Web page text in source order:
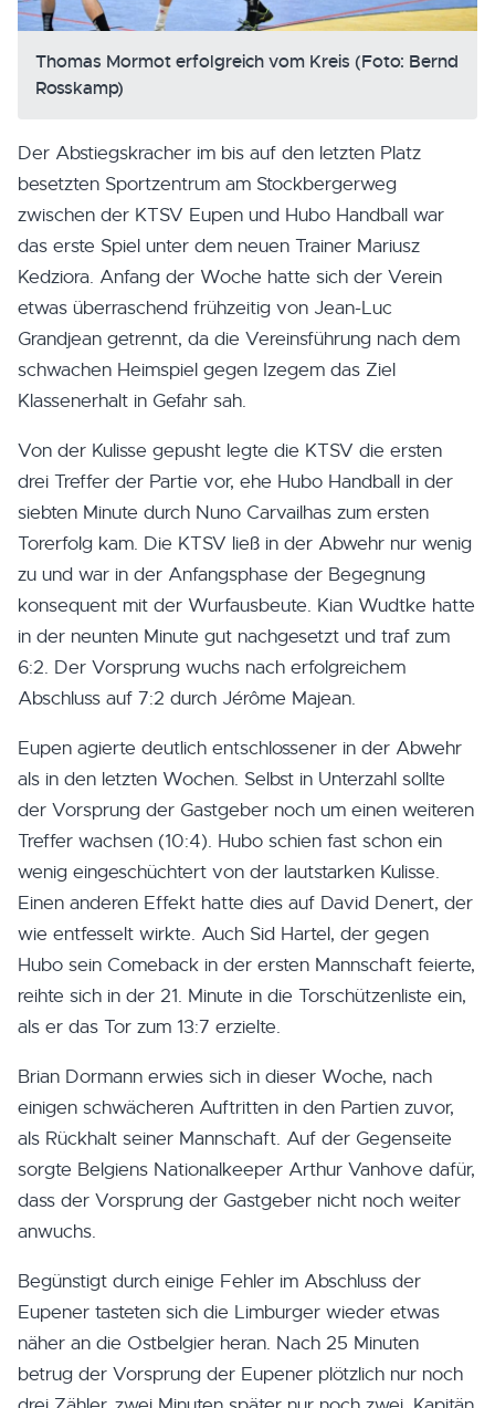
Thomas Mormot erfolgreich vom Kreis (Foto: Bernd
Rosskamp)
Der Abstiegskracher im bis auf den letzten Platz
besetzten Sportzentrum am Stockbergerweg
zwischen der KTSV Eupen und Hubo Handball war
das erste Spiel unter dem neuen Trainer Mariusz
Kedziora. Anfang der Woche hatte sich der Verein
etwas überraschend frühzeitig von Jean-Luc
Grandjean getrennt, da die Vereinsführung nach dem
schwachen Heimspiel gegen Izegem das Ziel
Klassenerhalt in Gefahr sah.
Von der Kulisse gepusht legte die KTSV die ersten
drei Treffer der Partie vor, ehe Hubo Handball in der
siebten Minute durch Nuno Carvailhas zum ersten
Torerfolg kam. Die KTSV ließ in der Abwehr nur wenig
zu und war in der Anfangsphase der Begegnung
konsequent mit der Wurfausbeute. Kian Wudtke hatte
in der neunten Minute gut nachgesetzt und traf zum
6:2. Der Vorsprung wuchs nach erfolgreichem
Abschluss auf 7:2 durch Jérôme Majean.
Eupen agierte deutlich entschlossener in der Abwehr
als in den letzten Wochen. Selbst in Unterzahl sollte
der Vorsprung der Gastgeber noch um einen weiteren
Treffer wachsen (10:4). Hubo schien fast schon ein
wenig eingeschüchtert von der lautstarken Kulisse.
Einen anderen Effekt hatte dies auf David Denert, der
wie entfesselt wirkte. Auch Sid Hartel, der gegen
Hubo sein Comeback in der ersten Mannschaft feierte,
reihte sich in der 21. Minute in die Torschützenliste ein,
als er das Tor zum 13:7 erzielte.
Brian Dormann erwies sich in dieser Woche, nach
einigen schwächeren Auftritten in den Partien zuvor,
als Rückhalt seiner Mannschaft. Auf der Gegenseite
sorgte Belgiens Nationalkeeper Arthur Vanhove dafür,
dass der Vorsprung der Gastgeber nicht noch weiter
anwuchs.
Begünstigt durch einige Fehler im Abschluss der
Eupener tasteten sich die Limburger wieder etwas
näher an die Ostbelgier heran. Nach 25 Minuten
betrug der Vorsprung der Eupener plötzlich nur noch